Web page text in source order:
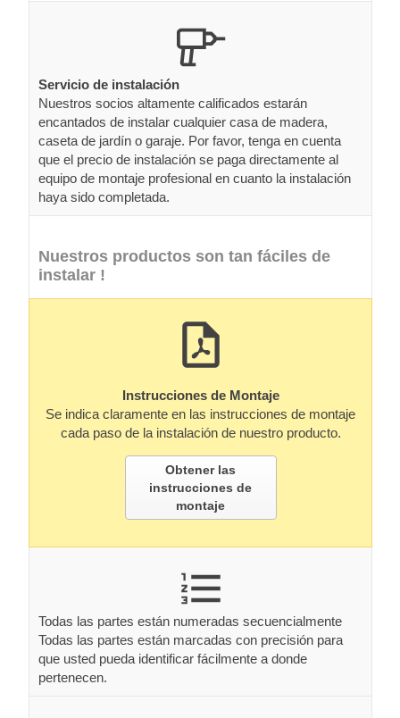
Servicio de instalación
Nuestros socios altamente calificados estarán
encantados de instalar cualquier casa de madera,
caseta de jardín o garaje. Por favor, tenga en cuenta
que el precio de instalación se paga directamente al
equipo de montaje profesional en cuanto la instalación
haya sido completada.
Nuestros productos son tan fáciles de
instalar !
Instrucciones de Montaje
Se indica claramente en las instrucciones de montaje
cada paso de la instalación de nuestro producto.
Obtener las
instrucciones de
montaje
Todas las partes están numeradas secuencialmente
Todas las partes están marcadas con precisión para
que usted pueda identificar fácilmente a donde
pertenecen.